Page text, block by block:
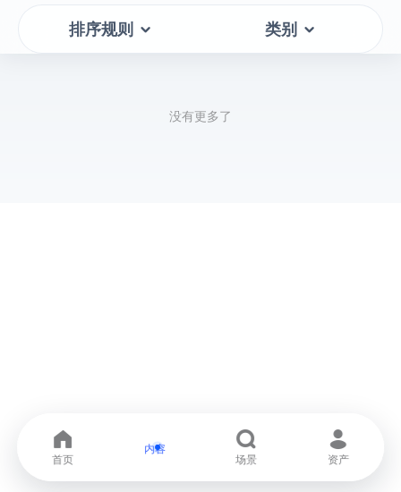
排序规则 类别
没有更多了
首页
内容
场景
资产